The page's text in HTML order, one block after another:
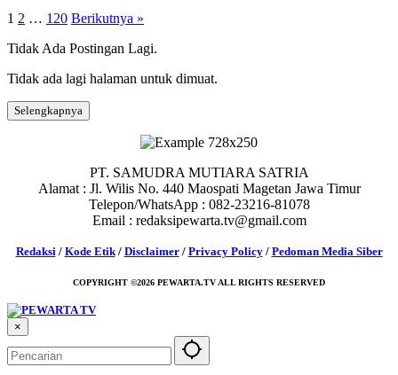
1 2 … 120 Berikutnya »
Tidak Ada Postingan Lagi.
Tidak ada lagi halaman untuk dimuat.
Selengkapnya
PT. SAMUDRA MUTIARA SATRIA
Alamat : Jl. Wilis No. 440 Maospati Magetan Jawa Timur
Telepon/WhatsApp : 082-23216-81078
Email : redaksipewarta.tv@gmail.com
Redaksi / Kode Etik/ Disclaimer/ Privacy Policy/ Pedoman Media Siber
COPYRIGHT ©2026 PEWARTA.TV ALL RIGHTS RESERVED
×